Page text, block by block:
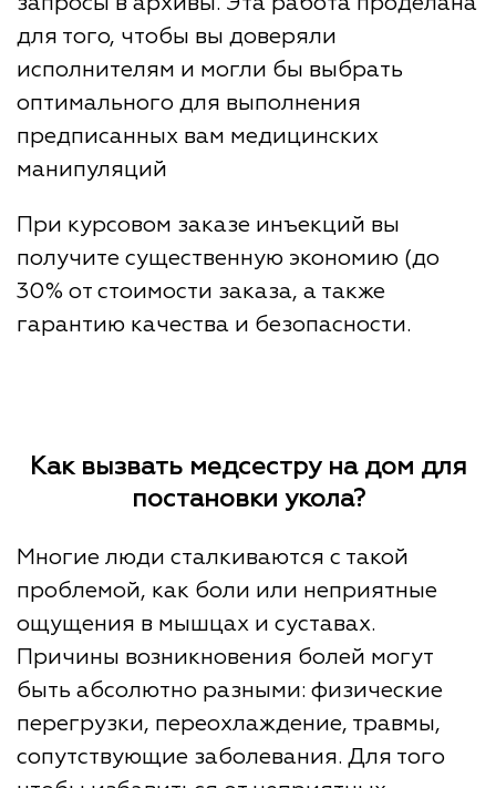
для того, чтобы вы доверяли
исполнителям и могли бы выбрать
оптимального для выполнения
предписанных вам медицинских
манипуляций
При курсовом заказе инъекций вы
получите существенную экономию (до
30% от стоимости заказа, а также
гарантию качества и безопасности.
Как вызвать медсестру на дом для
постановки укола?
Многие люди сталкиваются с такой
проблемой, как боли или неприятные
ощущения в мышцах и суставах.
Причины возникновения болей могут
быть абсолютно разными: физические
перегрузки, переохлаждение, травмы,
сопутствующие заболевания. Для того